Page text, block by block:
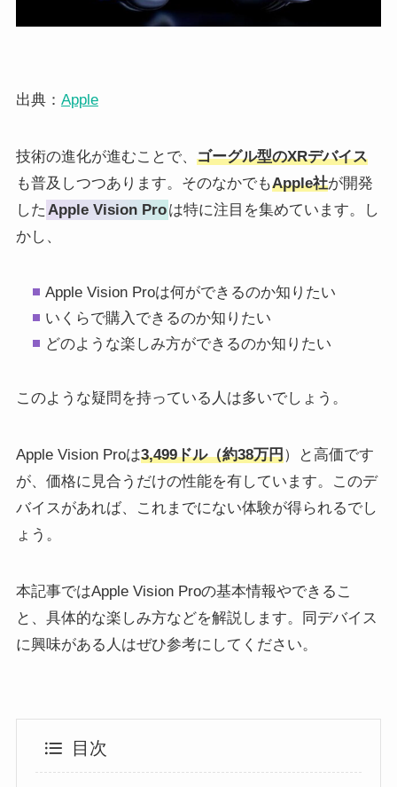
出典： Apple
技術の進化が進むことで、 ゴーグル型のXRデバイス
も普及しつつあります。そのなかでもApple社が開発
した Apple Vision Proは特に注目を集めています。し
かし、
Apple Vision Proは何ができるのか知りたい
いくらで購入できるのか知りたい
どのような楽しみ方ができるのか知りたい
このような疑問を持っている人は多いでしょう。
Apple Vision Proは3,499ドル（約38万円）と高価です
が、価格に見合うだけの性能を有しています。このデ
バイスがあれば、これまでにない体験が得られるでし
ょう。
本記事ではApple Vision Proの基本情報やできるこ
と、具体的な楽しみ方などを解説します。同デバイス
に興味がある人はぜひ参考にしてください。
目次